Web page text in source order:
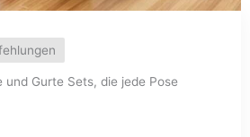
und Gurte Sets, die jede Pose